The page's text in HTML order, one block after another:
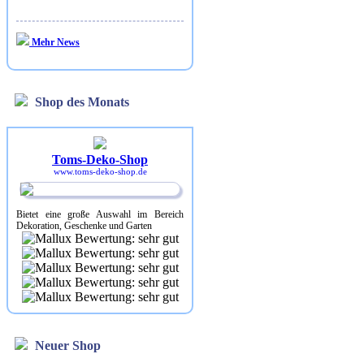
Mehr News
Shop des Monats
Toms-Deko-Shop
www.toms-deko-shop.de
Bietet eine große Auswahl im Bereich
Dekoration, Geschenke und Garten
Neuer Shop